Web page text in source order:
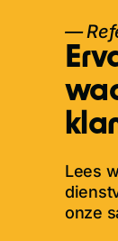
—
Lees
onze